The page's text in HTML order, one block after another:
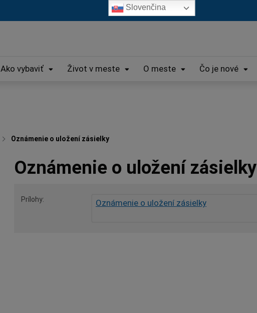
Ako vybaviť Život v meste O meste Čo je nové
Oznámenie o uložení zásielky
Oznámenie o uložení zásielky
Prílohy Oznámenie o uložení zásielky
Slovenčina